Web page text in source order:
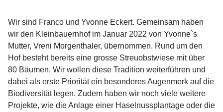
Wir sind Franco und Yvonne Eckert. Gemeinsam haben
wir den Kleinbauernhof im Januar 2022 von Yvonne`s
Mutter, Vreni Morgenthaler, übernommen. Rund um den
Hof besteht bereits eine grosse Streuobstwiese mit über
80 Bäumen. Wir wollen diese Tradition weiterführen und
dabei als erste Priorität ein besonderes Augenmerk auf die
Biodiversität legen. Zudem haben wir noch viele weitere
Projekte, wie die Anlage einer Haselnussplantage oder die